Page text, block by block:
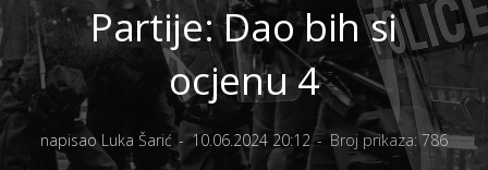
Partije: Dao bih si
ocjenu 4
napisao Luka Šarić 10.06.2024 20:12 Broj prikaza: 786